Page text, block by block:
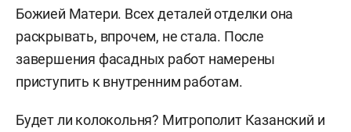
Божией Матери. Всех деталей отделки она
раскрывать, впрочем, не стала. После
завершения фасадных работ намерены
приступить к внутренним работам.
Будет ли колокольня? Митрополит Казанский и